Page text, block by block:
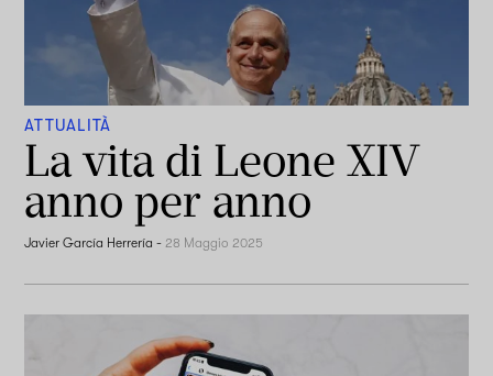
ATTUALITÀ
La vita di Leone XIV
anno per anno
Javier García Herrería -28 Maggio 2025